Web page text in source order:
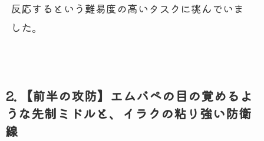
反応するという難易度の高いタスクに挑んでいま
した。
2. 【前半の攻防】エムバペの目の覚めるよ
うな先制ミドルと、イラクの粘り強い防衛
線